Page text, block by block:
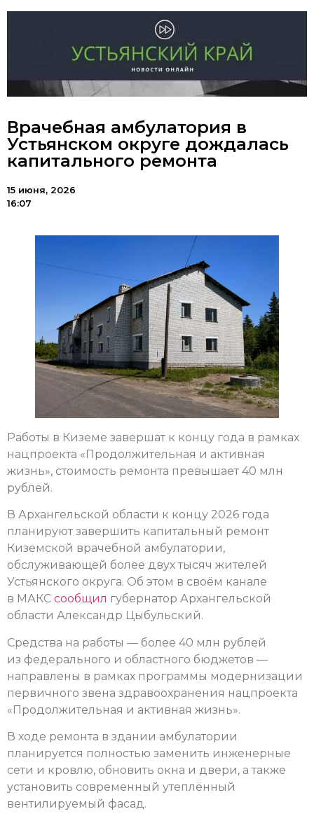
Врачебная амбулатория в
Устьянском округе дождалась
капитального ремонта
15 июня, 2026
16:07
Работы в Киземе завершат к концу года в рамках
нацпроекта «Продолжительная и активная
жизнь», стоимость ремонта превышает 40 млн
рублей.
В Архангельской области к концу 2026 года
планируют завершить капитальный ремонт
Киземской врачебной амбулатории,
обслуживающей более двух тысяч жителей
Устьянского округа. Об этом в своём канале
в МАКС сообщил губернатор Архангельской
области Александр Цыбульский.
Средства на работы — более 40 млн рублей
из федерального и областного бюджетов —
направлены в рамках программы модернизации
первичного звена здравоохранения нацпроекта
«Продолжительная и активная жизнь».
В ходе ремонта в здании амбулатории
планируется полностью заменить инженерные
сети и кровлю, обновить окна и двери, а также
установить современный утеплённый
вентилируемый фасад.